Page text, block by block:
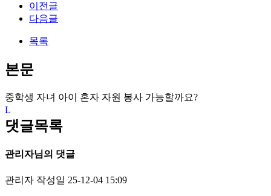
이전글
다음글
목록
본문
중학생 자녀 아이 혼자 자원 봉사 가능할까요?
댓글목록
관리자님의 댓글
관리자 작성일 25-12-04 15:09